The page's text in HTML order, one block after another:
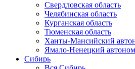
Свердловская область
Челябинская область
Курганская область
Тюменская область
Ханты-Мансийский
Ямало-Ненецкий
Сибирь